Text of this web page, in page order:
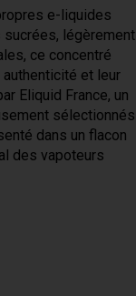
e-liquides
sucrées, légèrement
ce concentré
et leur
Eliquid France, un
sélectionnés
dans un flacon
des vapoteurs